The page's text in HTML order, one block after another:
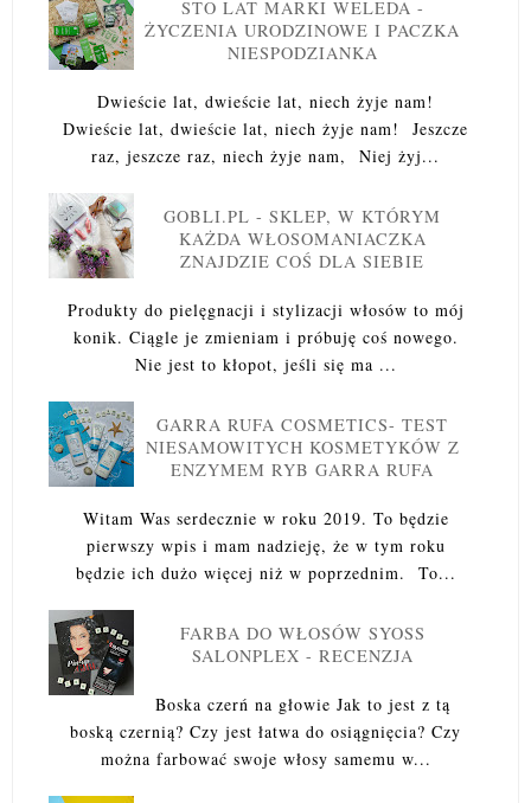
STO LAT MARKI WELEDA -
ŻYCZENIA URODZINOWE I PACZKA
NIESPODZIANKA
Dwieście lat, dwieście lat, niech żyje nam!
Dwieście lat, dwieście lat, niech żyje nam! Jeszcze
raz, jeszcze raz, niech żyje nam, Niej żyj...
GOBLI.PL - SKLEP, W KTÓRYM
KAŻDA WŁOSOMANIACZKA
ZNAJDZIE COŚ DLA SIEBIE
Produkty do pielęgnacji i stylizacji włosów to mój
konik. Ciągle je zmieniam i próbuję coś nowego.
Nie jest to kłopot, jeśli się ma ...
GARRA RUFA COSMETICS- TEST
NIESAMOWITYCH KOSMETYKÓW Z
ENZYMEM RYB GARRA RUFA
Witam Was serdecznie w roku 2019. To będzie
pierwszy wpis i mam nadzieję, że w tym roku
będzie ich dużo więcej niż w poprzednim. To...
FARBA DO WŁOSÓW SYOSS
SALONPLEX - RECENZJA
Boska czerń na głowie Jak to jest z tą
boską czernią? Czy jest łatwa do osiągnięcia? Czy
można farbować swoje włosy samemu w...